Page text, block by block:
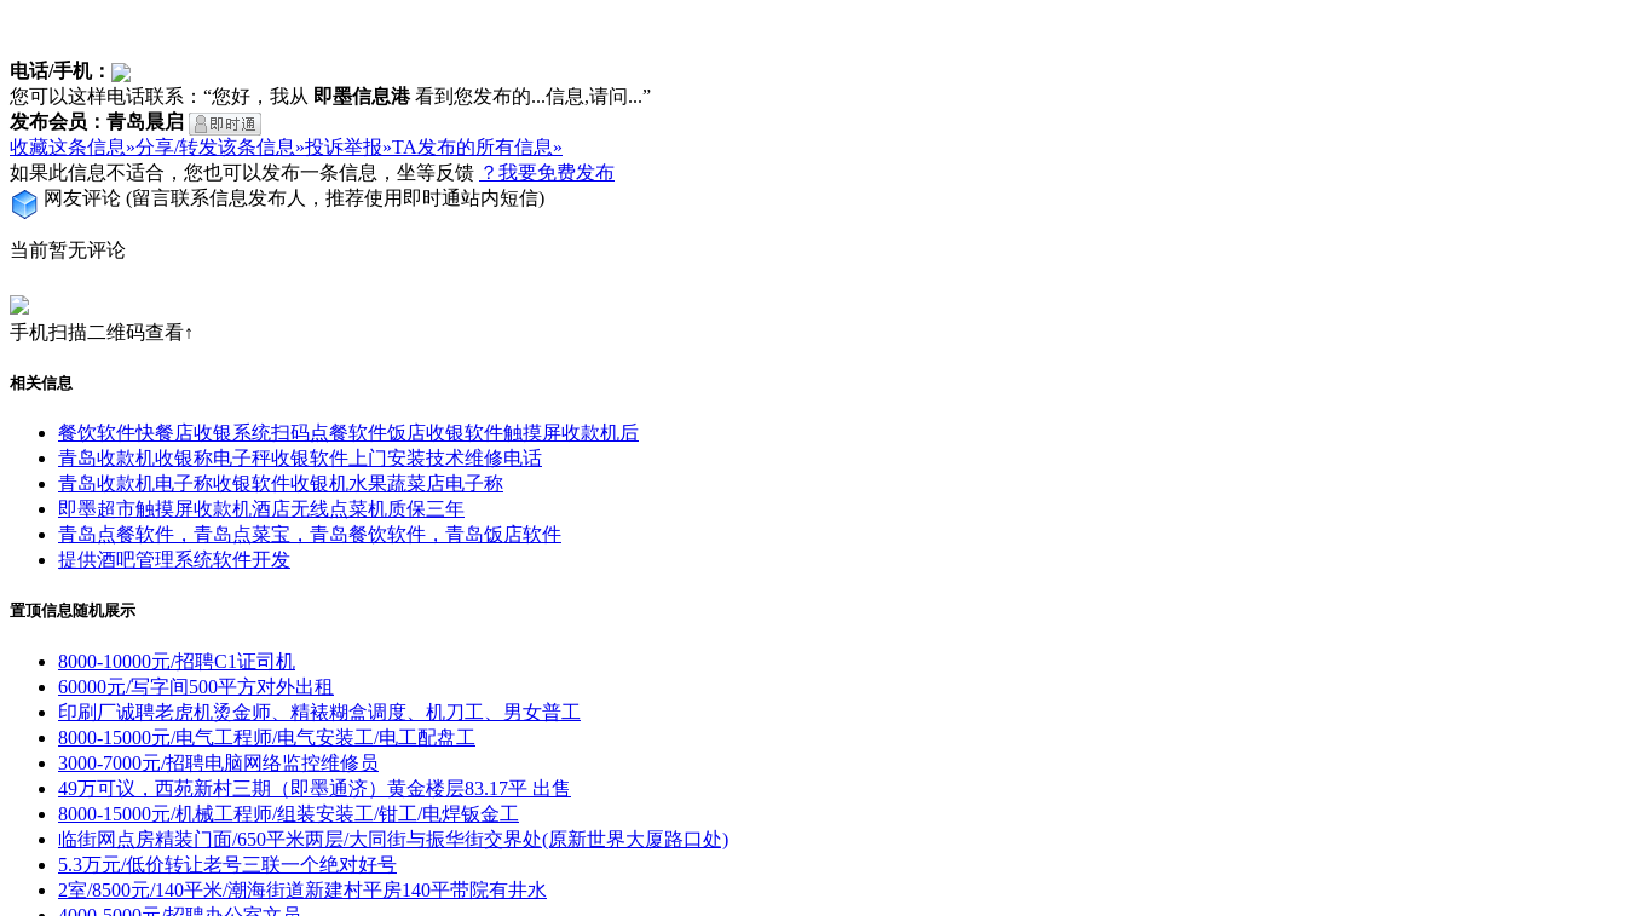
电话/手机：
您可以这样电话联系：“您好，我从 即墨信息港看到您发布的...信息,请问...”
发布会员：青岛晨启
收藏这条信息»分享/转发该条信息»投诉举报»TA发布的所有信息»
如果此信息不适合，您也可以发布一条信息，坐等反馈 ？我要免费发布
网友评论 (留言联系信息发布人，推荐使用即时通站内短信)
当前暂无评论
手机扫描二维码查看↑
相关信息
餐饮软件快餐店收银系统扫码点餐软件饭店收银软件触摸屏收款机后
青岛收款机收银称电子秤收银软件上门安装技术维修电话
青岛收款机电子称收银软件收银机水果蔬菜店电子称
即墨超市触摸屏收款机酒店无线点菜机质保三年
青岛点餐软件，青岛点菜宝，青岛餐饮软件，青岛饭店软件
提供酒吧管理系统软件开发
置顶信息随机展示
8000-10000元/招聘C1证司机
60000元/写字间500平方对外出租
印刷厂诚聘老虎机烫金师、精裱糊盒调度、机刀工、男女普工
8000-15000元/电气工程师/电气安装工/电工配盘工
3000-7000元/招聘电脑网络监控维修员
49万可议，西苑新村三期（即墨通济）黄金楼层83.17平 出售
8000-15000元/机械工程师/组装安装工/钳工/电焊钣金工
临街网点房精装门面/650平米两层/大同街与振华街交界处(原新世界大厦路口处)
5.3万元/低价转让老号三联一个绝对好号
2室/8500元/140平米/潮海街道新建村平房140平带院有井水